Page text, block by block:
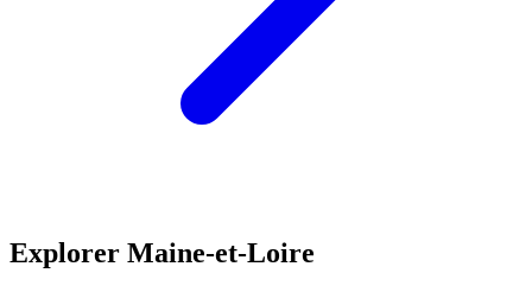
Explorer Maine-et-Loire